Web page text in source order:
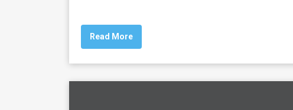
c
e
b
o
tt
er
Read More